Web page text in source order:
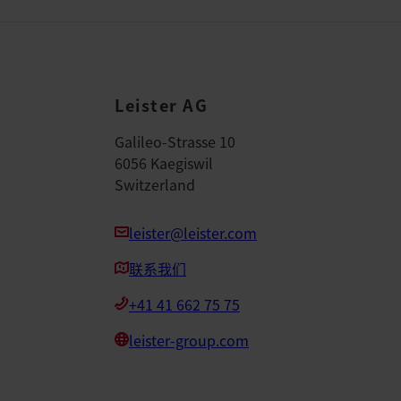
Leister AG
Galileo-Strasse 10
6056 Kaegiswil
Switzerland
leister@leister.com
联系我们
+41 41 662 75 75
leister-group.com